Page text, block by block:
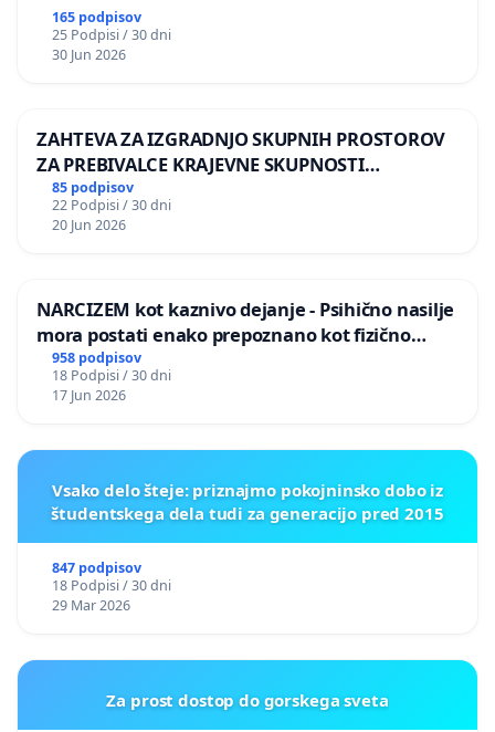
165 podpisov
25 Podpisi / 30 dni
30 Jun 2026
ZAHTEVA ZA IZGRADNJO SKUPNIH PROSTOROV
ZA PREBIVALCE KRAJEVNE SKUPNOSTI
PRESTRANEK
85 podpisov
22 Podpisi / 30 dni
20 Jun 2026
NARCIZEM kot kaznivo dejanje - Psihično nasilje
mora postati enako prepoznano kot fizično
nasilje
958 podpisov
18 Podpisi / 30 dni
17 Jun 2026
Vsako delo šteje: priznajmo pokojninsko dobo iz
študentskega dela tudi za generacijo pred 2015
847 podpisov
18 Podpisi / 30 dni
29 Mar 2026
Za prost dostop do gorskega sveta